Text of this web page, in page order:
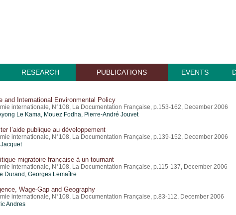
RESEARCH PUBLICATIONS EVENTS
and International Environmental Policy
internationale, N°108, La Documentation Française, p.153-162, December 2006
Le Kama, Mouez Fodha, Pierre-André Jouvet
l’aide publique au développement
internationale, N°108, La Documentation Française, p.139-152, December 2006
migratoire française à un tournant
internationale, N°108, La Documentation Française, p.115-137, December 2006
Durand, Georges Lemaître
Wage-Gap and Geography
internationale, N°108, La Documentation Française, p.83-112, December 2006
Andres